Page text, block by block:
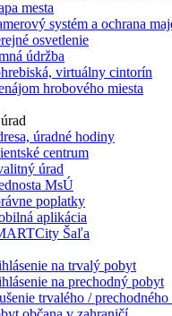
mesta
systém a ochrana
osvetlenie
údržba
virtuálny cintorín
hrobového miesta
úradné hodiny
centrum
úrad
MsÚ
poplatky
aplikácia
Šaľa
na trvalý pobyt
na prechodný pobyt
trvalého /